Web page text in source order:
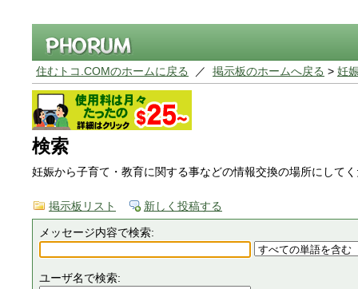
住むトコ.COMのホームに戻る ／ 掲示板のホームへ戻る > 妊
検索
妊娠から子育て・教育に関する事などの情報交換の場所にして
掲示板リスト 新しく投稿する
メッセージ内容で検索:
ユーザ名で検索: